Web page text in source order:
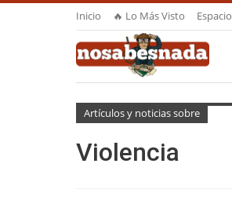
Inicio 🔥 Lo Más Visto Espacio
Artículos y noticias sobre
Violencia